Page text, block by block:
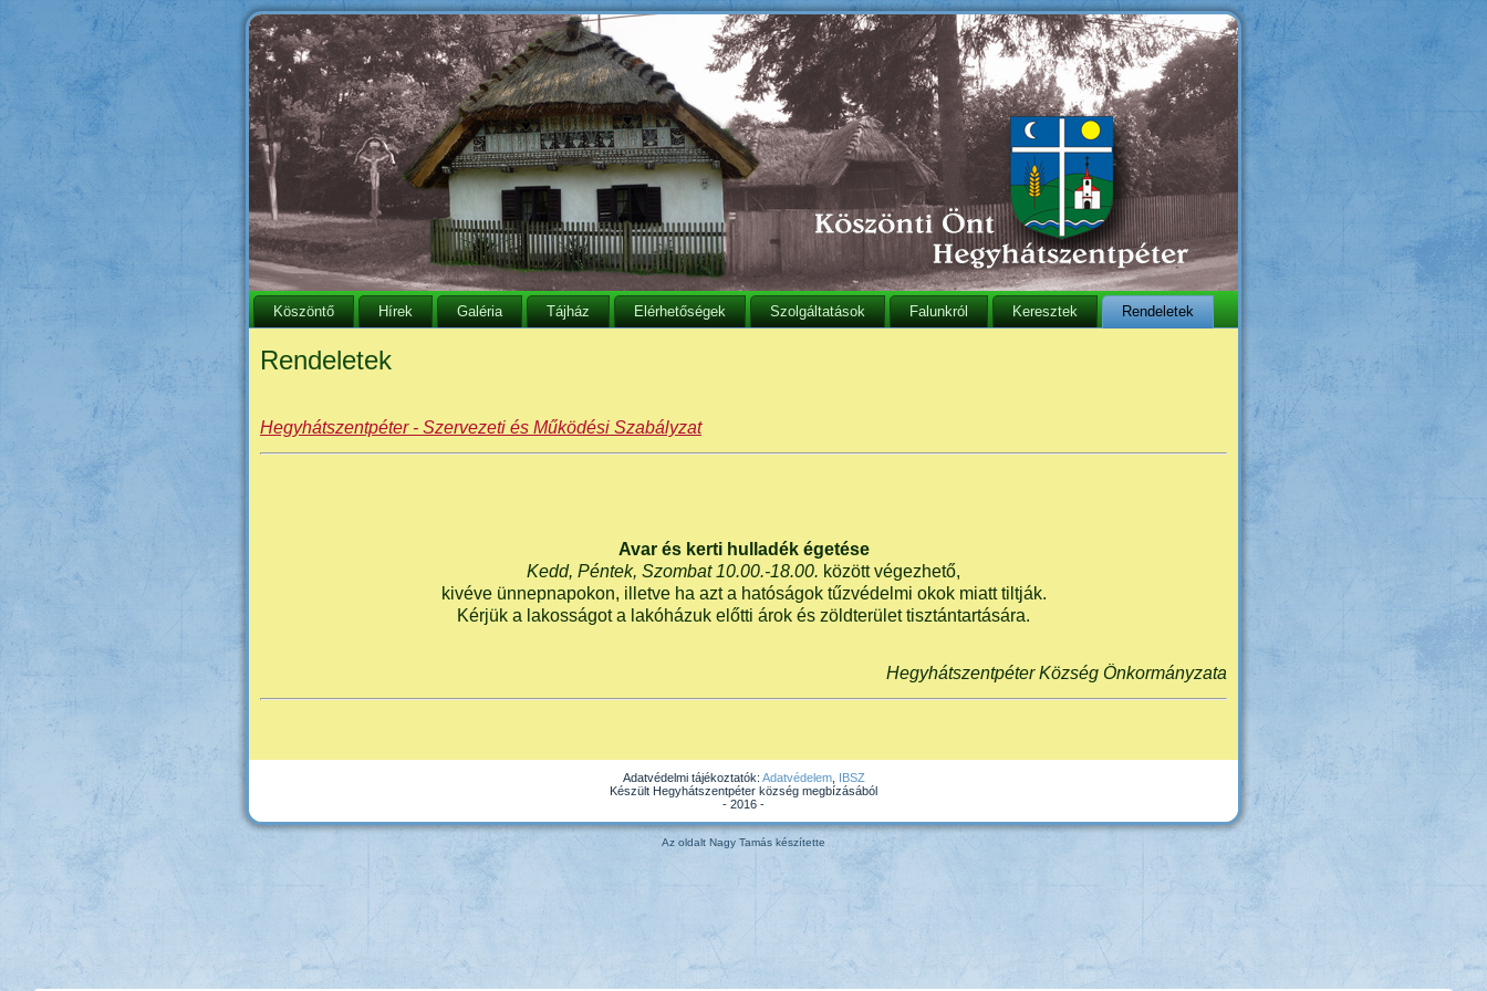
Köszöntő Hírek Galéria Tájház Elérhetőségek Szolgáltatások Falunkról Keresztek Rendeletek
Rendeletek
Hegyhátszentpéter - Szervezeti és Működési Szabályzat
Avar és kerti hulladék égetése
Kedd, Péntek, Szombat 10.00.-18.00. között végezhető,
kivéve ünnepnapokon, illetve ha azt a hatóságok tűzvédelmi okok miatt tiltják.
Kérjük a lakosságot a lakóházuk előtti árok és zöldterület tisztántartására.
Hegyhátszentpéter Község Önkormányzata
Adatvédelmi tájékoztatók: Adatvédelem, IBSZ
Készült Hegyhátszentpéter község megbízásából
- 2016 -
Az oldalt Nagy Tamás készítette